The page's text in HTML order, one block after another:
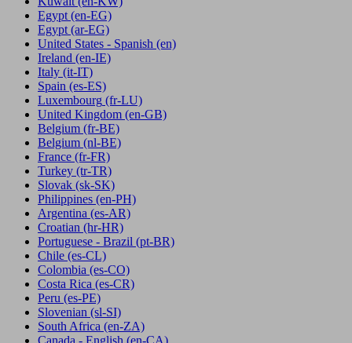
Egypt (en-EG)
Egypt (ar-EG)
United States - Spanish (en)
Ireland (en-IE)
Italy (it-IT)
Spain (es-ES)
Luxembourg (fr-LU)
United Kingdom (en-GB)
Belgium (fr-BE)
Belgium (nl-BE)
France (fr-FR)
Turkey (tr-TR)
Slovak (sk-SK)
Philippines (en-PH)
Argentina (es-AR)
Croatian (hr-HR)
Portuguese - Brazil (pt-BR)
Chile (es-CL)
Colombia (es-CO)
Costa Rica (es-CR)
Peru (es-PE)
Slovenian (sl-SI)
South Africa (en-ZA)